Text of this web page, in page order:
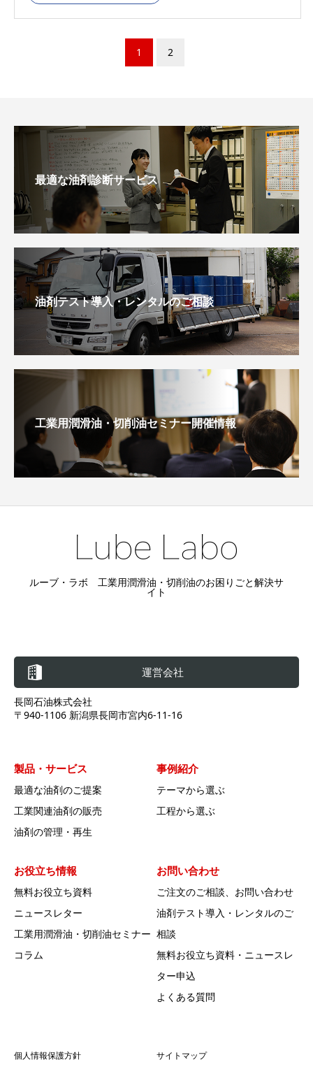
1 2
最適な油剤診断サービス
油剤テスト導入・レンタルのご相談
工業用潤滑油・切削油セミナー開催情報
ルーブ・ラボ 工業用潤滑油・切削油のお困りごと解決サ
イト
運営会社
長岡石油株式会社
〒940-1106 新潟県長岡市宮内6-11-16
製品・サービス
最適な油剤のご提案
工業関連油剤の販売
油剤の管理・再生
事例紹介
テーマから選ぶ
工程から選ぶ
お役立ち情報
無料お役立ち資料
ニュースレター
工業用潤滑油・切削油セミナー
コラム
お問い合わせ
ご注文のご相談、お問い合わせ
油剤テスト導入・レンタルのご
相談
無料お役立ち資料・ニュースレ
ター申込
よくある質問
個人情報保護方針 サイトマップ